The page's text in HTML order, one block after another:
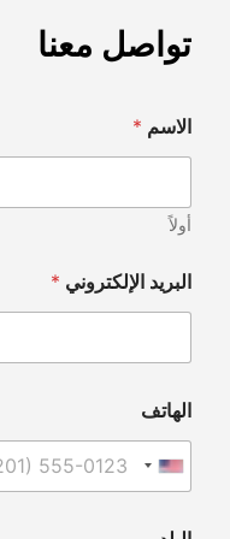
تواصل معنا
الاسم *
أولاً
البريد الإلكتروني *
الهاتف
United States +1